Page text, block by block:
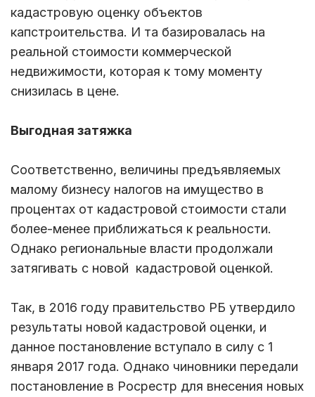
кадастровую оценку объектов
капстроительства. И та базировалась на
реальной стоимости коммерческой
недвижимости, которая к тому моменту
снизилась в цене.
Выгодная затяжка
Соответственно, величины предъявляемых
малому бизнесу налогов на имущество в
процентах от кадастровой стоимости стали
более-менее приближаться к реальности.
Однако региональные власти продолжали
затягивать с новой кадастровой оценкой.
Так, в 2016 году правительство РБ утвердило
результаты новой кадастровой оценки, и
данное постановление вступало в силу с 1
января 2017 года. Однако чиновники передали
постановление в Росрестр для внесения новых